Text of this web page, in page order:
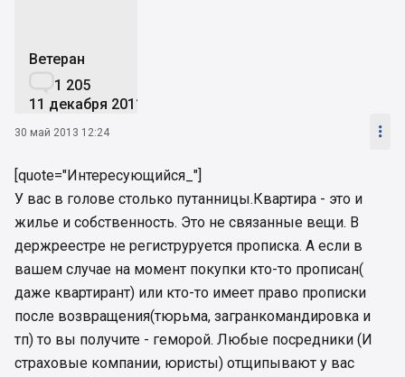
Ветеран
1 205
11 декабря 2011
30 май 2013 12:24 
[quote="Интересующийся_"]
У вас в голове столько путанницы.Квартира - это и
жилье и собственность. Это не связанные вещи. В
держреестре не региструруется прописка. А если в
вашем случае на момент покупки кто-то прописан(
даже квартирант) или кто-то имеет право прописки
после возвращения(тюрьма, загранкомандировка и
тп) то вы получите - геморой. Любые посредники (И
страховые компании, юристы) отщипывают у вас